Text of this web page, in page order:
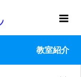
教室紹介